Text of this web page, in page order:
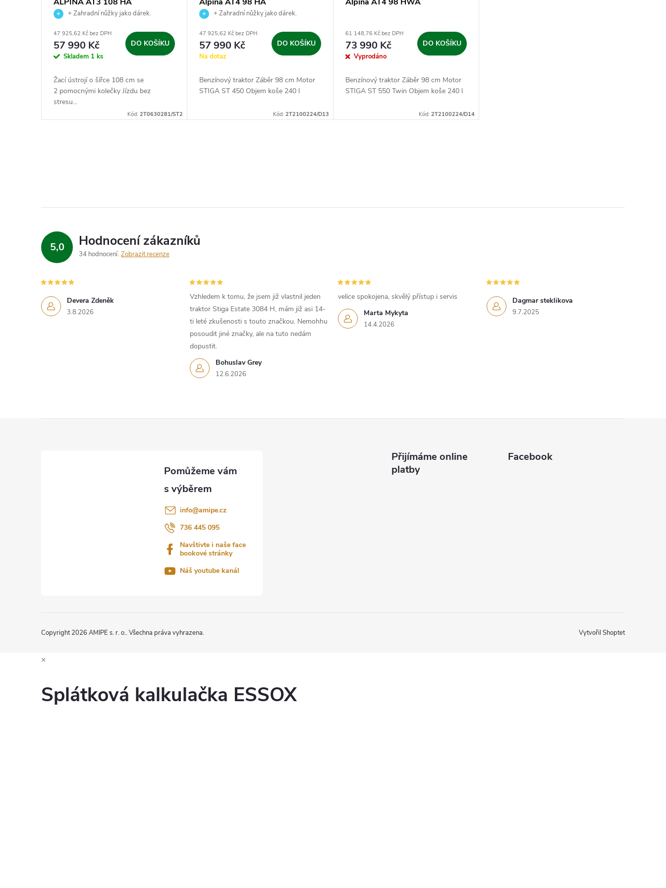
k
+ Zahradní nůžky jako dárek.
47 925,62 Kč bez DPH
57 990 Kč
Skladem 1 ks
DO KOŠÍKU
Žací ústrojí o šířce 108 cm se
2 pomocnými kolečky Jízdu bez
stresu...
Kód:2T0630281/ST2
+ Zahradní nůžky jako dárek.
47 925,62 Kč bez DPH
57 990 Kč
Na dotaz
DO KOŠÍKU
Benzínový traktor Záběr 98 cm Motor
STIGA ST 450 Objem koše 240 l
Kód: 2T2100224/D13
61 148,76 Kč bez DPH
73 990 Kč
Vyprodáno
DO KOŠÍKU
Benzínový traktor Záběr 98 cm Motor
STIGA ST 550 Twin Objem koše 240 l
Kód: 2T2100224/D14
d
a
c
í
p
v
5,0 Hodnocení zákazníků
34 hodnocení Zobrazit recenze
Devera Zdeněk
3.8.2026
Bohuslav Grey
12.6.2026
Vzhledem k tomu, že jsem již vlastnil jeden
traktor Stiga Estate 3084 H, mám již asi 14-
ti leté zkušenosti s touto značkou. Nemohhu
posoudit jiné značky, ale na tuto nedám
dopustit.
Marta Mykyta
14.4.2026
velice spokojena, skvělý přístup i servis Dagmar steklikova
9.7.2025
info@amipe.cz
736 445 095
Navštivte i naše face
bookové stránky
Náš youtube kanál
Přijímáme online
platby
Facebook
Vytvořil Shoptet
Copyright 2026 AMIPE s. r. o.. Všechna práva vyhrazena.
×
Splátková kalkulačka ESSOX